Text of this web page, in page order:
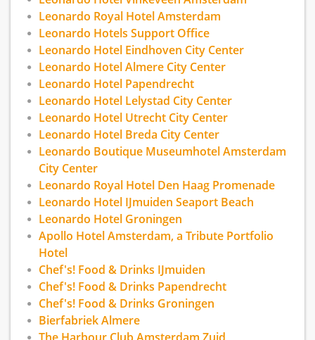
vacatures staat en vertel ons jouw verhaal.
WAT WERKEN BIJ LEONARDO HOTELS ZO TOF
MAAKT?
Al jouw collega’s zijn net zo gemotiveerd en
gepassioneerd over het vak als jij. Blijf jij je voor
de volle honderd procent inzetten? Dan geven
wij jou alle ruimte om nóg verder door te
groeien. Bijvoorbeeld met gerichte cursussen en
opleidingen. We houden je graag gezond en
energiek. Daarom hebben we een
bedrijfsfitnessregeling voor je. Natuurlijk zorgen
we ook voor een goede reiskostenvergoeding, en
een collectieve zorg- en schadeverzekering. En
dan zijn er nog de andere, luxe voordelen van
werken bij een hotel: je kunt je tegen een
speciaal tarief in de watten laten leggen, in al
onze hotels en restaurants.
Vragen of een (open) sollicitatie? Bekijk onze
vacatures op www.werkenbijleonardohotels.nl!
Leonardo Royal Hotel Amsterdam
Leonardo Hotels Support Office
Leonardo Hotel Eindhoven City Center
Leonardo Hotel Almere City Center
Leonardo Hotel Papendrecht
Leonardo Hotel Lelystad City Center
Leonardo Hotel Utrecht City Center
Leonardo Hotel Breda City Center
Leonardo Boutique Museumhotel Amsterdam
City Center
Leonardo Royal Hotel Den Haag Promenade
Leonardo Hotel IJmuiden Seaport Beach
Leonardo Hotel Groningen
Apollo Hotel Amsterdam, a Tribute Portfolio
Hotel
Chef's! Food & Drinks IJmuiden
Chef's! Food & Drinks Papendrecht
Chef's! Food & Drinks Groningen
Bierfabriek Almere